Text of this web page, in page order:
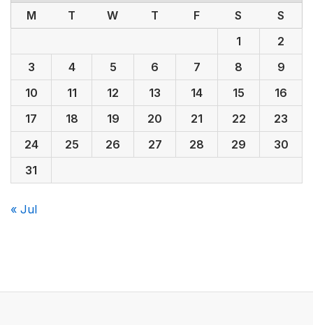
M T W T F S
S
1
2
3
4 5 6 7 8
9
10
11 12 13 14 15
16
17
18 19 20 21 22
23
24
25 26 27 28 29
30
31
« Jul